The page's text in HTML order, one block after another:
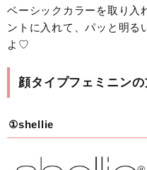
ベーシックカラーを取り入
ントに入れて、パッと明る
よ♡
顔タイプフェミニン
①shellie